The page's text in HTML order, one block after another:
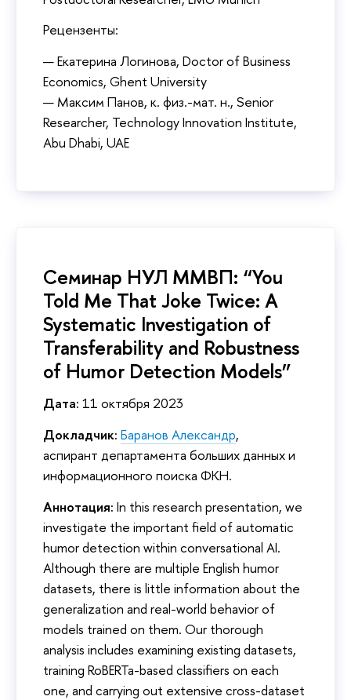
Рецензенты:
— Екатерина Логинова, Doctor of Business
Economics, Ghent University
— Максим Панов, к. физ.-мат. н., Senior
Researcher, Technology Innovation Institute,
Abu Dhabi, UAE
Семинар НУЛ ММВП: “You
Told Me That Joke Twice: A
Systematic Investigation of
Transferability and Robustness
of Humor Detection Models”
Дата: 11 октября 2023
Докладчик: Баранов Александр,
аспирант департамента больших данных и
информационного поиска ФКН.
Аннотация: In this research presentation, we
investigate the important field of automatic
humor detection within conversational AI.
Although there are multiple English humor
datasets, there is little information about the
generalization and real-world behavior of
models trained on them. Our thorough
analysis includes examining existing datasets,
training RoBERTa-based classifiers on each
one, and carrying out extensive cross-dataset